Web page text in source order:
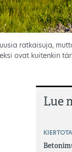
ratkaisuja,
ovat kuitenkin
Lue